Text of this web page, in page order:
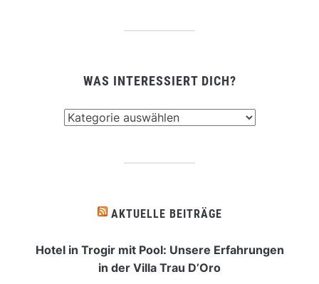
WAS INTERESSIERT DICH?
AKTUELLE BEITRÄGE
Hotel in Trogir mit Pool: Unsere Erfahrungen
in der Villa Trau D’Oro